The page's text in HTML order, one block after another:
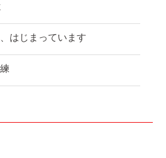
はじまっています